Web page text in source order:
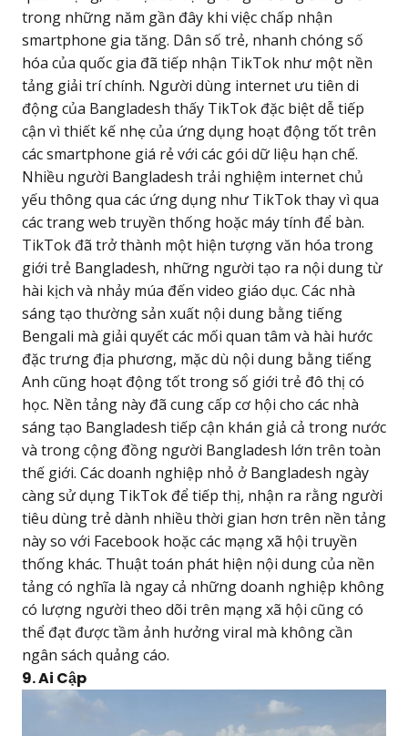
trong những năm gần đây khi việc chấp nhận
smartphone gia tăng. Dân số trẻ, nhanh chóng số
hóa của quốc gia đã tiếp nhận TikTok như một nền
tảng giải trí chính. Người dùng internet ưu tiên di
động của Bangladesh thấy TikTok đặc biệt dễ tiếp
cận vì thiết kế nhẹ của ứng dụng hoạt động tốt trên
các smartphone giá rẻ với các gói dữ liệu hạn chế.
Nhiều người Bangladesh trải nghiệm internet chủ
yếu thông qua các ứng dụng như TikTok thay vì qua
các trang web truyền thống hoặc máy tính để bàn.
TikTok đã trở thành một hiện tượng văn hóa trong
giới trẻ Bangladesh, những người tạo ra nội dung từ
hài kịch và nhảy múa đến video giáo dục. Các nhà
sáng tạo thường sản xuất nội dung bằng tiếng
Bengali mà giải quyết các mối quan tâm và hài hước
đặc trưng địa phương, mặc dù nội dung bằng tiếng
Anh cũng hoạt động tốt trong số giới trẻ đô thị có
học. Nền tảng này đã cung cấp cơ hội cho các nhà
sáng tạo Bangladesh tiếp cận khán giả cả trong nước
và trong cộng đồng người Bangladesh lớn trên toàn
thế giới. Các doanh nghiệp nhỏ ở Bangladesh ngày
càng sử dụng TikTok để tiếp thị, nhận ra rằng người
tiêu dùng trẻ dành nhiều thời gian hơn trên nền tảng
này so với Facebook hoặc các mạng xã hội truyền
thống khác. Thuật toán phát hiện nội dung của nền
tảng có nghĩa là ngay cả những doanh nghiệp không
có lượng người theo dõi trên mạng xã hội cũng có
thể đạt được tầm ảnh hưởng viral mà không cần
ngân sách quảng cáo.
9. Ai Cập